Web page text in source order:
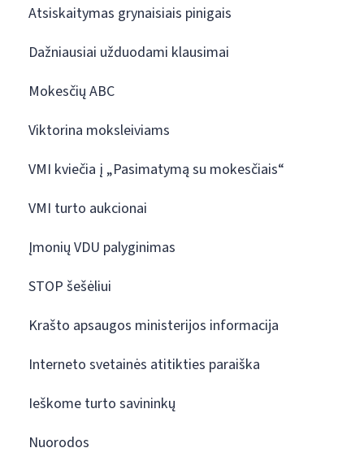
Atsiskaitymas grynaisiais pinigais
Dažniausiai užduodami klausimai
Mokesčių ABC
Viktorina moksleiviams
VMI kviečia į „Pasimatymą su mokesčiais“
VMI turto aukcionai
Įmonių VDU palyginimas
STOP šešėliui
Krašto apsaugos ministerijos informacija
Interneto svetainės atitikties paraiška
Ieškome turto savininkų
Nuorodos